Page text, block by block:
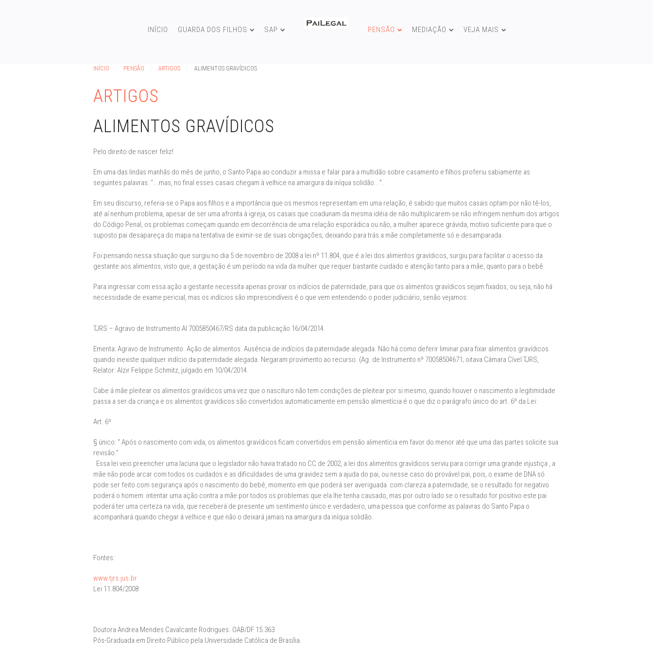
INÍCIO GUARDA DOS FILHOS SAP PENSÃO MEDIAÇÃO VEJA MAIS
INÍCIO PENSÃO ARTIGOS ALIMENTOS GRAVÍDICOS
ARTIGOS
ALIMENTOS GRAVÍDICOS
Pelo direito de nascer feliz!
Em uma das lindas manhãs do mês de junho, o Santo Papa ao conduzir a missa e falar para a multidão sobre casamento e filhos proferiu sabiamente as
seguintes palavras: “...mas, no final esses casais chegam à velhice na amargura da iníqua solidão...”.
Em seu discurso, referia-se o Papa aos filhos e a importância que os mesmos representam em uma relação, é sabido que muitos casais optam por não tê-los,
até aí nenhum problema, apesar de ser uma afronta à igreja, os casais que coadunam da mesma idéia de não multiplicarem-se não infringem nenhum dos artigos
do Código Penal, os problemas começam quando em decorrência de uma relação esporádica ou não, a mulher aparece grávida, motivo suficiente para que o
suposto pai desapareça do mapa na tentativa de eximir-se de suas obrigações, deixando para trás a mãe completamente só e desamparada.
Foi pensando nessa situação que surgiu no dia 5 de novembro de 2008 a lei nº 11.804, que é a lei dos alimentos gravídicos, surgiu para facilitar o acesso da
gestante aos alimentos, visto que, a gestação é um período na vida da mulher que requer bastante cuidado e atenção tanto para a mãe, quanto para o bebê.
Para ingressar com essa ação a gestante necessita apenas provar os indícios de paternidade, para que os alimentos gravídicos sejam fixados, ou seja, não há
necessidade de exame pericial, mas os indícios são imprescindíveis é o que vem entendendo o poder judiciário, senão vejamos:
TJRS – Agravo de Instrumento AI 7005850467/RS data da publicação 16/04/2014.
Ementa: Agravo de Instrumento. Ação de alimentos. Ausência de indícios da paternidade alegada. Não há como deferir liminar para fixar alimentos gravídicos
quando inexiste qualquer indício da paternidade alegada. Negaram provimento ao recurso. (Ag. de Instrumento nº 70058504671; oitava Câmara Cível TJRS,
Relator: Alzir Felippe Schmitz, julgado em 10/04/2014.
Cabe á mãe pleitear os alimentos gravídicos uma vez que o nascituro não tem condições de pleitear por si mesmo, quando houver o nascimento a legitimidade
passa a ser da criança e os alimentos gravídicos são convertidos automaticamente em pensão alimentícia é o que diz o parágrafo único do art. 6º da Lei:
Art. 6º
§ único: “ Após o nascimento com vida, os alimentos gravídicos ficam convertidos em pensão alimentícia em favor do menor até que uma das partes solicite sua
revisão.”
Essa lei veio preencher uma lacuna que o legislador não havia tratado no CC de 2002, a lei dos alimentos gravídicos serviu para corrigir uma grande injustiça , a
mãe não pode arcar com todos os cuidados e as dificuldades de uma gravidez sem a ajuda do pai, ou nesse caso do provável pai, pois, o exame de DNA só
pode ser feito com segurança após o nascimento do bebê, momento em que poderá ser averiguada com clareza a paternidade, se o resultado for negativo
poderá o homem intentar uma ação contra a mãe por todos os problemas que ela lhe tenha causado, mas por outro lado se o resultado for positivo este pai
poderá ter uma certeza na vida, que receberá de presente um sentimento único e verdadeiro, uma pessoa que conforme as palavras do Santo Papa o
acompanhará quando chegar á velhice e que não o deixará jamais na amargura da iníqua solidão.
Fontes:
www.tjrs.jus.br
Lei 11.804/2008
Doutora Andrea Mendes Cavalcante Rodrigues. OAB/DF 15.363
Pós-Graduada em Direito Público pela Universidade Católica de Brasília.